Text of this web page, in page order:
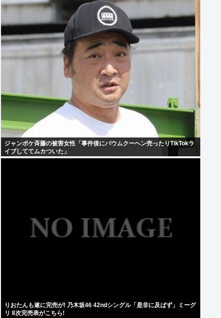
ジャンポケ斉藤の被害女性「事件後にバウムクーヘン売ったりTikTokラ
イブしててムカついた」
りおたんも遂に完売が! 乃木坂46 42ndシングル「是非に及ばず」ミーグ
リ 8次完売表がこちら!